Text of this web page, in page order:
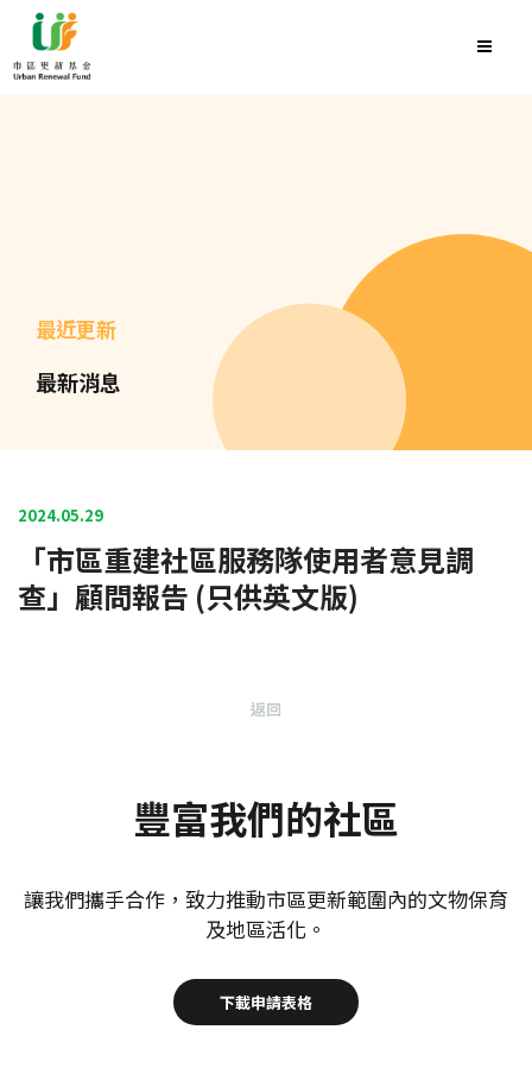
最近更新
最新消息
2024.05.29
「市區重建社區服務隊使用者意見調
查」顧問報告 (只供英文版)
返回
豐富我們的社區
讓我們攜手合作，致力推動市區更新範圍內的文物保育
及地區活化。
下載申請表格